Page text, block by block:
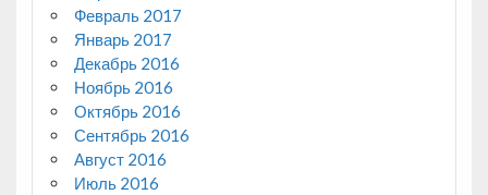
Февраль 2017
Январь 2017
Декабрь 2016
Ноябрь 2016
Октябрь 2016
Сентябрь 2016
Август 2016
Июль 2016